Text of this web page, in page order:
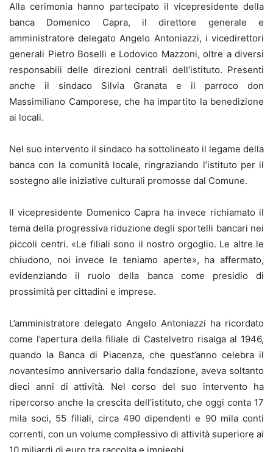
Alla cerimonia hanno partecipato il vicepresidente della
banca Domenico Capra, il direttore generale e
amministratore delegato Angelo Antoniazzi, i vicedirettori
generali Pietro Boselli e Lodovico Mazzoni, oltre a diversi
responsabili delle direzioni centrali dell’istituto. Presenti
anche il sindaco Silvia Granata e il parroco don
Massimiliano Camporese, che ha impartito la benedizione
ai locali.
Nel suo intervento il sindaco ha sottolineato il legame della
banca con la comunità locale, ringraziando l’istituto per il
sostegno alle iniziative culturali promosse dal Comune.
Il vicepresidente Domenico Capra ha invece richiamato il
tema della progressiva riduzione degli sportelli bancari nei
piccoli centri. «Le filiali sono il nostro orgoglio. Le altre le
chiudono, noi invece le teniamo aperte», ha affermato,
evidenziando il ruolo della banca come presidio di
prossimità per cittadini e imprese.
L’amministratore delegato Angelo Antoniazzi ha ricordato
come l’apertura della filiale di Castelvetro risalga al 1946,
quando la Banca di Piacenza, che quest’anno celebra il
novantesimo anniversario dalla fondazione, aveva soltanto
dieci anni di attività. Nel corso del suo intervento ha
ripercorso anche la crescita dell’istituto, che oggi conta 17
mila soci, 55 filiali, circa 490 dipendenti e 90 mila conti
correnti, con un volume complessivo di attività superiore ai